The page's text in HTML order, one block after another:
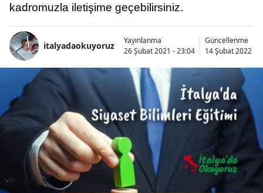
kadromuzla iletişime geçebilirsiniz.
italyadaokuyoruz
Yayınlanma
26 Şubat 2021 - 23:04
Güncellenme
14 Şubat 2022 -